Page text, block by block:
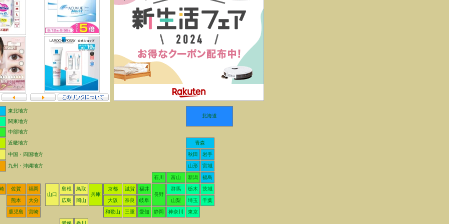
東北地方
北海道
関東地方
中部地方
近畿地方
青森
中国・四国地方 秋田 岩手
九州・沖縄地方 山形 宮城
石川 富山 新潟 福島
佐賀
福岡
山口
島根
鳥取
兵庫
京都 滋賀
福井
長野
群馬 栃木 茨城
熊本 大分 広島 岡山 大阪 奈良 岐阜 山梨 埼玉 千葉
鹿児島 宮崎 和歌山 三重 愛知 静岡 神奈川 東京